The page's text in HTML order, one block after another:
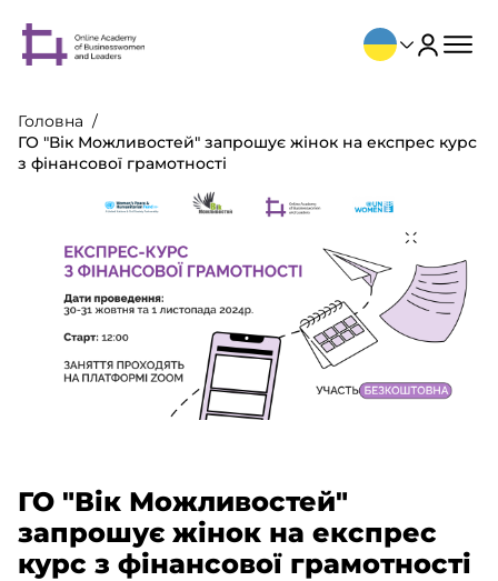
Головна
ГО "Вік Можливостей" запрошує жінок на експрес курс
з фінансової грамотності
ГО "Вік Можливостей"
запрошує жінок на експрес
курс з фінансової грамотності